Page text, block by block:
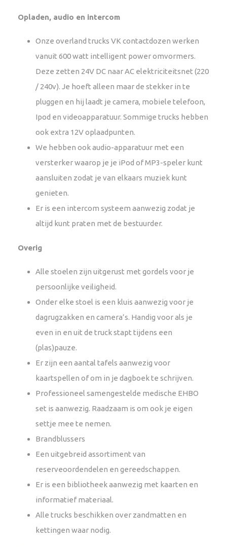
Opladen, audio en intercom
Onze overland trucks VK contactdozen werken
vanuit 600 watt intelligent power omvormers.
Deze zetten 24V DC naar AC elektriciteitsnet (220
/ 240v). Je hoeft alleen maar de stekker in te
pluggen en hij laadt je camera, mobiele telefoon,
Ipod en videoapparatuur. Sommige trucks hebben
ook extra 12V oplaadpunten.
We hebben ook audio-apparatuur met een
versterker waarop je je iPod of MP3-speler kunt
aansluiten zodat je van elkaars muziek kunt
genieten.
Er is een intercom systeem aanwezig zodat je
altijd kunt praten met de bestuurder.
Overig
Alle stoelen zijn uitgerust met gordels voor je
persoonlijke veiligheid.
Onder elke stoel is een kluis aanwezig voor je
dagrugzakken en camera’s. Handig voor als je
even in en uit de truck stapt tijdens een
(plas)pauze.
Er zijn een aantal tafels aanwezig voor
kaartspellen of om in je dagboek te schrijven.
Professioneel samengestelde medische EHBO
set is aanwezig. Raadzaam is om ook je eigen
settje mee te nemen.
Brandblussers
Een uitgebreid assortiment van
reserveoordendelen en gereedschappen.
Er is een bibliotheek aanwezig met kaarten en
informatief materiaal.
Alle trucks beschikken over zandmatten en
kettingen waar nodig.